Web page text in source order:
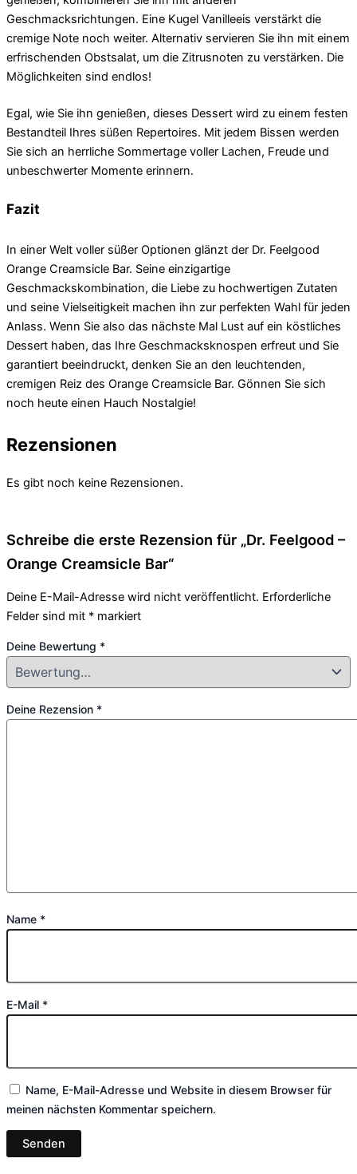
Geschmacksrichtungen. Eine Kugel Vanilleeis verstärkt die
cremige Note noch weiter. Alternativ servieren Sie ihn mit einem
erfrischenden Obstsalat, um die Zitrusnoten zu verstärken. Die
Möglichkeiten sind endlos!
Egal, wie Sie ihn genießen, dieses Dessert wird zu einem festen
Bestandteil Ihres süßen Repertoires. Mit jedem Bissen werden
Sie sich an herrliche Sommertage voller Lachen, Freude und
unbeschwerter Momente erinnern.
Fazit
In einer Welt voller süßer Optionen glänzt der Dr. Feelgood
Orange Creamsicle Bar. Seine einzigartige
Geschmackskombination, die Liebe zu hochwertigen Zutaten
und seine Vielseitigkeit machen ihn zur perfekten Wahl für jeden
Anlass. Wenn Sie also das nächste Mal Lust auf ein köstliches
Dessert haben, das Ihre Geschmacksknospen erfreut und Sie
garantiert beeindruckt, denken Sie an den leuchtenden,
cremigen Reiz des Orange Creamsicle Bar. Gönnen Sie sich
noch heute einen Hauch Nostalgie!
Rezensionen
Es gibt noch keine Rezensionen.
Schreibe die erste Rezension für „Dr. Feelgood –
Orange Creamsicle Bar“
Deine E-Mail-Adresse wird nicht veröffentlicht. Erforderliche
Felder sind mit * markiert
Deine Bewertung *
Deine Rezension *
Name *
E-Mail *
Name, E-Mail-Adresse und Website in diesem Browser für
meinen nächsten Kommentar speichern.